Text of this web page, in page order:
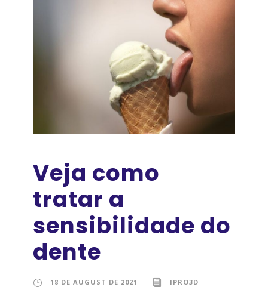
Veja como
tratar a
sensibilidade do
dente
18 DE AUGUST DE 2021
IPRO3D